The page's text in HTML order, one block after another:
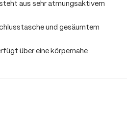
aus sehr atmungsaktivem
und gesäumtem
über eine körpernahe